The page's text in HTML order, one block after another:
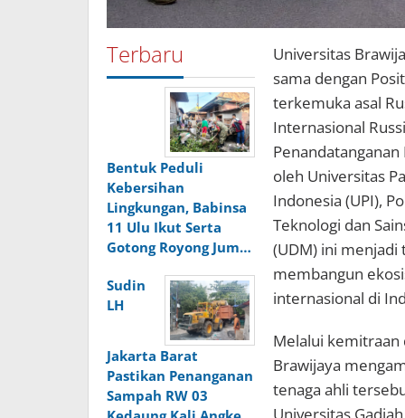
Terbaru
Bentuk Peduli
Kebersihan
Lingkungan, Babinsa
11 Ulu Ikut Serta
Gotong Royong Jum…
Sudin
LH
Jakarta Barat
Pastikan Penanganan
Sampah RW 03
Universitas
sama dengan
terkemuka asal
Internasional
oleh Universitas
Indonesia (UPI),
Teknologi dan
(UDM) ini menjadi
membangun
internasional di
Melalui kemitraan
Brawijaya
tenaga ahli